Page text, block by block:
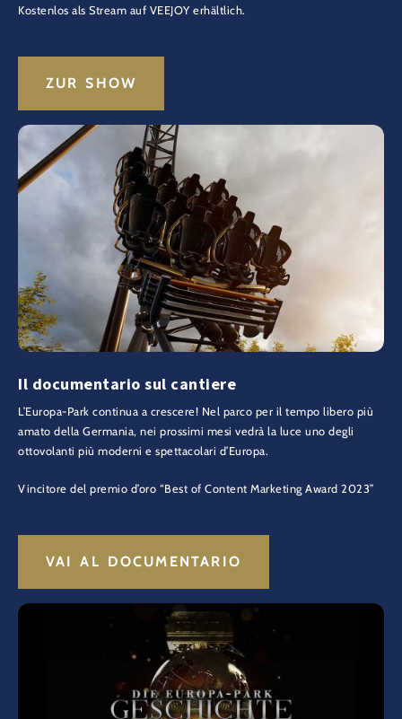
Kostenlos als Stream auf VEEJOY erhältlich.
ZUR SHOW
Il documentario sul cantiere
L’Europa-Park continua a crescere! Nel parco per il tempo libero più
amato della Germania, nei prossimi mesi vedrà la luce uno degli
ottovolanti più moderni e spettacolari d’Europa.
Vincitore del premio d’oro “Best of Content Marketing Award 2023”
VAI AL DOCUMENTARIO